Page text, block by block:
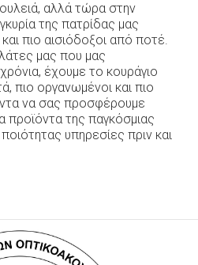
αλλά τώρα στην
της πατρίδας μας
πιο αισιόδοξοι από ποτέ.
μας που μας
έχουμε το κουράγιο
πιο οργανωμένοι και πιο
να σας προσφέρουμε
προϊόντα της παγκόσμιας
υπηρεσίες πριν και